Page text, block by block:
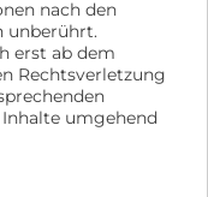
nach den
unberührt.
erst ab dem
Rechtsverletzung
umgehend